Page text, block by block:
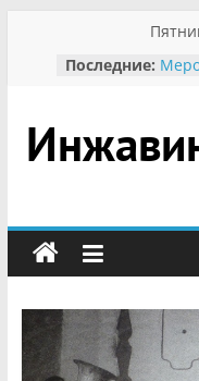
содержимому
Последние:
В
сельский
портал